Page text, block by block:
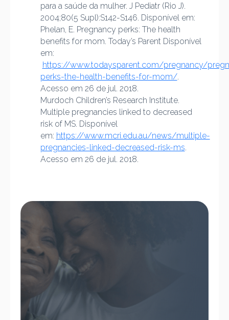
para a saúde da mulher. J Pediatr (Rio J).
2004;80(5 Supl):S142-S146. Disponível em:
Phelan, E. Pregnancy perks: The health
benefits for mom. Today’s Parent Disponível
em:
https://www.todaysparent.com/pregnancy/
perks-the-health-benefits-for-mom/.
Acesso em 26 de jul. 2018.
Murdoch Children’s Research Institute.
Multiple pregnancies linked to decreased
risk of MS. Disponível
em: https://www.mcri.edu.au/news/multiple-
pregnancies-linked-decreased-risk-ms.
Acesso em 26 de jul. 2018.